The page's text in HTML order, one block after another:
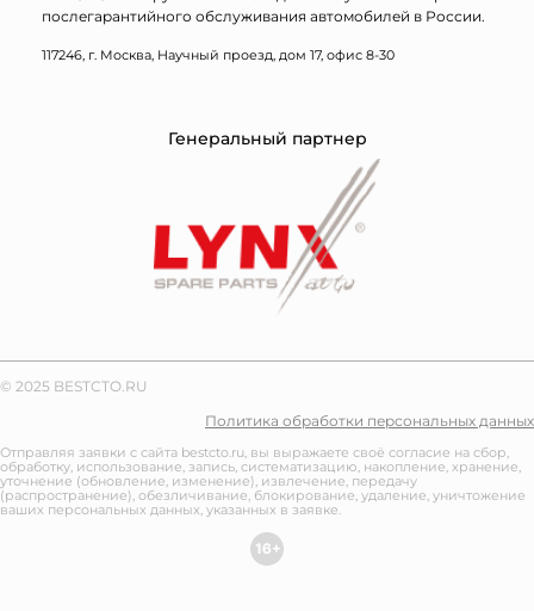
послегарантийного обслуживания автомобилей в России.
117246, г. Москва, Научный проезд, дом 17, офис 8-30
Генеральный партнер
© 2025 BESTCTO.RU
Политика обработки персональных данных
Отправляя заявки с сайта bestcto.ru, вы выражаете своё согласие на сбор,
обработку, использование, запись, систематизацию, накопление, хранение,
уточнение (обновление, изменение), извлечение, передачу
(распространение), обезличивание, блокирование, удаление, уничтожение
ваших персональных данных, указанных в заявке.